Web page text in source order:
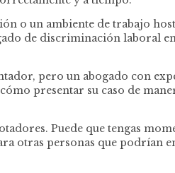
o un ambiente de trabajo
de discriminación laboral
pero un abogado con
presentar su caso de
Puede que tengas
otras personas que podrían